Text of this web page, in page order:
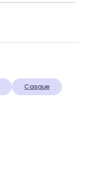
Casque